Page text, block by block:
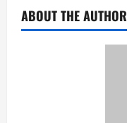
ABOUT THE AUTHOR